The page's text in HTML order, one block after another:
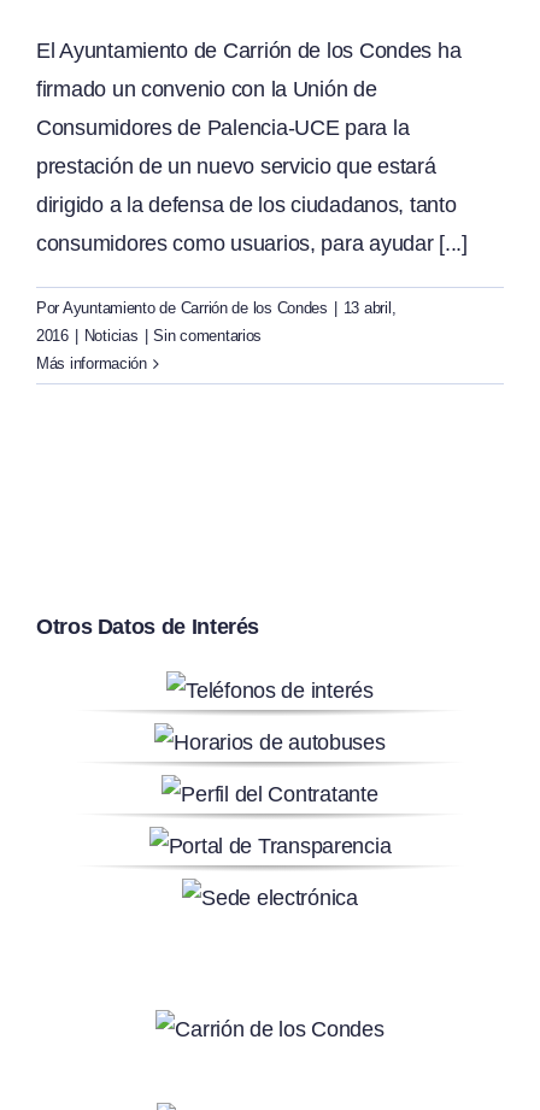
El Ayuntamiento de Carrión de los Condes ha
firmado un convenio con la Unión de
Consumidores de Palencia-UCE para la
prestación de un nuevo servicio que estará
dirigido a la defensa de los ciudadanos, tanto
consumidores como usuarios, para ayudar [...]
Por Ayuntamiento de Carrión de los Condes
13 abril,
2016
Noticias
Sin comentarios
Más información
Otros Datos de Interés